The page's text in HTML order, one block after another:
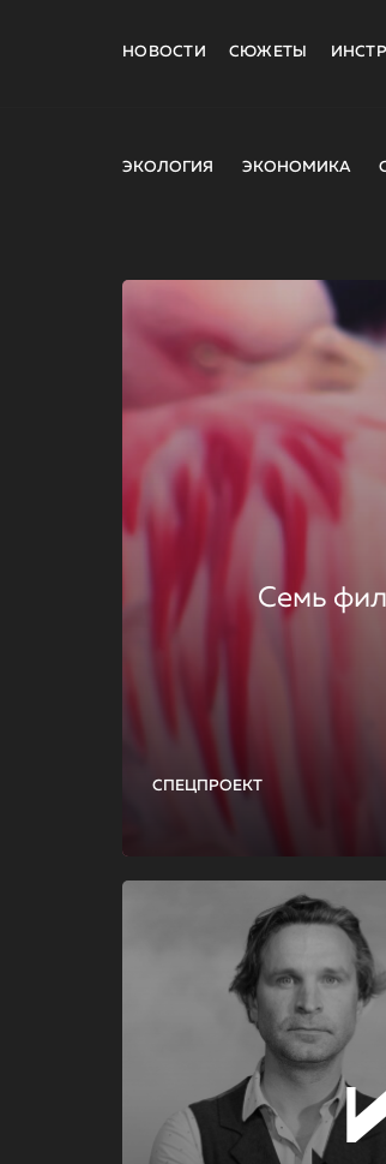
НОВОСТИ СЮЖЕТЫ
ЭКОЛОГИЯ ЭКОНОМИКА
СПЕЦПРОЕКТ
Семь